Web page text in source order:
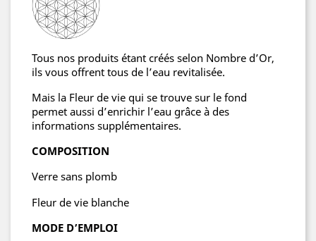
Tous nos produits étant créés selon Nombre d’Or,
ils vous offrent tous de l’eau revitalisée.
Mais la Fleur de vie qui se trouve sur le fond
permet aussi d’enrichir l’eau grâce à des
informations supplémentaires.
COMPOSITION
Verre sans plomb
Fleur de vie blanche
MODE D’EMPLOI